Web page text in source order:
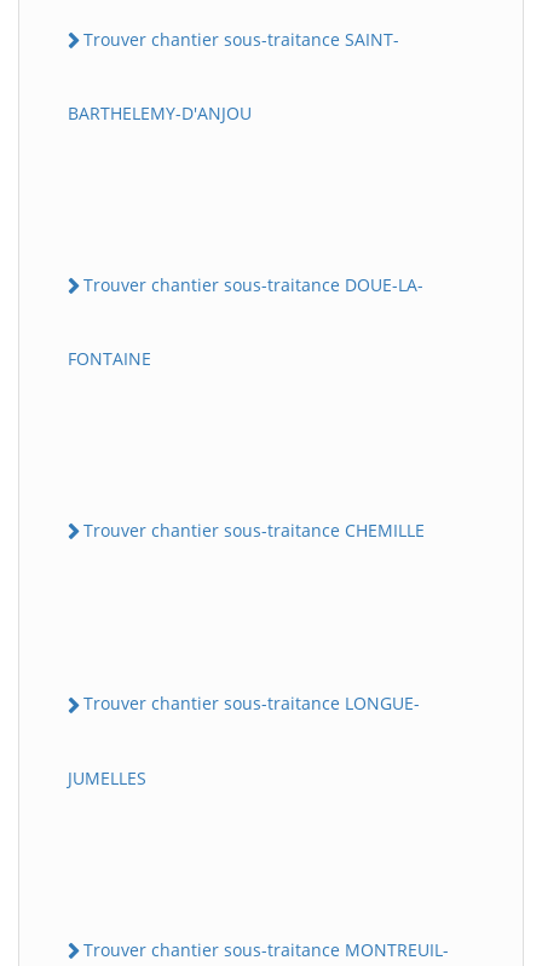
Trouver chantier sous-traitance SAINT-
BARTHELEMY-D'ANJOU
Trouver chantier sous-traitance DOUE-LA-
FONTAINE
Trouver chantier sous-traitance CHEMILLE
Trouver chantier sous-traitance LONGUE-
JUMELLES
Trouver chantier sous-traitance MONTREUIL-